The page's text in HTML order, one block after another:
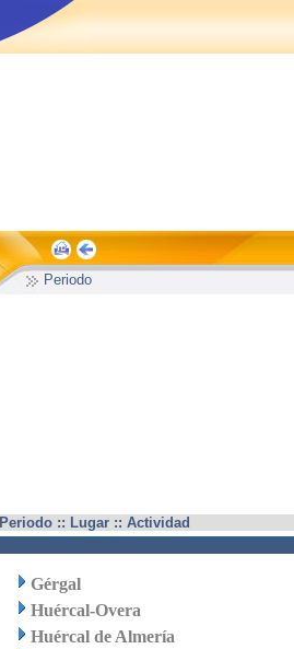
Periodo
Periodo :: Lugar :: Actividad
Gérgal
Huércal-Overa
Huércal de Almería